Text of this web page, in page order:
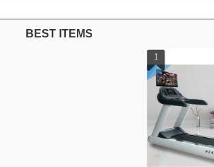
BEST ITEMS
[가정용]AF-골드원301 (A